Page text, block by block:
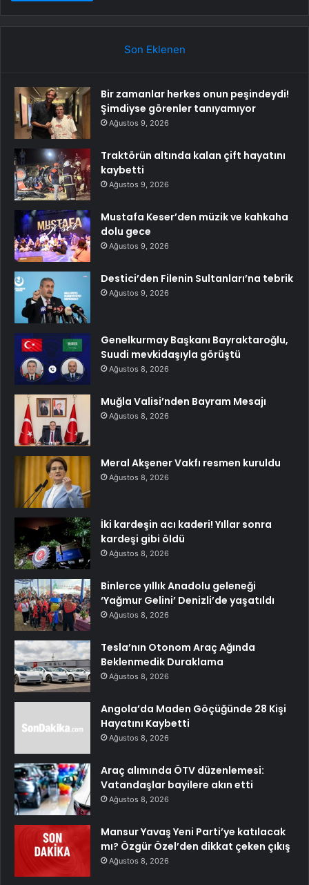
Son Eklenen
Bir zamanlar herkes onun peşindeydi!
Şimdiyse görenler tanıyamıyor
Ağustos 9, 2026
Traktörün altında kalan çift hayatını
kaybetti
Ağustos 9, 2026
Mustafa Keser’den müzik ve kahkaha
dolu gece
Ağustos 9, 2026
Destici’den Filenin Sultanları’na tebrik
Ağustos 9, 2026
Genelkurmay Başkanı Bayraktaroğlu,
Suudi mevkidaşıyla görüştü
Ağustos 8, 2026
Muğla Valisi’nden Bayram Mesajı
Ağustos 8, 2026
Meral Akşener Vakfı resmen kuruldu
Ağustos 8, 2026
İki kardeşin acı kaderi! Yıllar sonra
kardeşi gibi öldü
Ağustos 8, 2026
Binlerce yıllık Anadolu geleneği
‘Yağmur Gelini’ Denizli’de yaşatıldı
Ağustos 8, 2026
Tesla’nın Otonom Araç Ağında
Beklenmedik Duraklama
Ağustos 8, 2026
Angola’da Maden Göçüğünde 28 Kişi
Hayatını Kaybetti
Ağustos 8, 2026
Araç alımında ÖTV düzenlemesi:
Vatandaşlar bayilere akın etti
Ağustos 8, 2026
Mansur Yavaş Yeni Parti’ye katılacak
mı? Özgür Özel’den dikkat çeken çıkış
Ağustos 8, 2026